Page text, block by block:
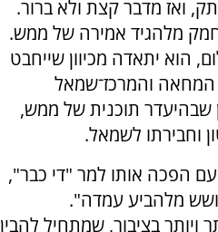
ואז מדבר קצת ולא ברור.
מלהגיד אמירה של ממש.
הוא יתאדה מכיוון שייחבט
המחאה והמרכז־שמאל
שבהיעדר תוכנית של ממש,
וחבירתו לשמאל.
הפכה אותו למר "די כבר",
מלהביע עמדה".
בציבור, שמתחיל להבין